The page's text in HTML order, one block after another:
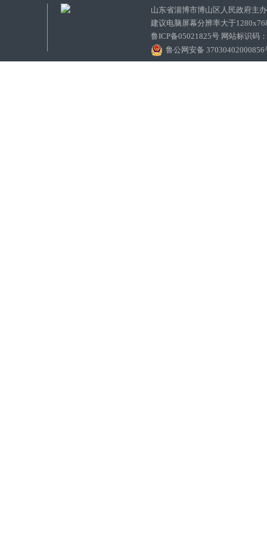
山东省淄博市博山区人民政府
建议电脑屏幕分辨率大于
鲁ICP备05021825号 网站标识码
鲁公网安备 37030402000856